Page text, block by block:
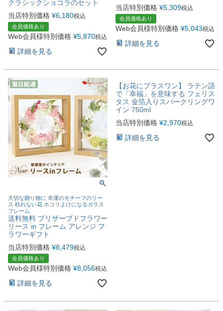
クラシックショコラのセット
当店特別価格 ¥6,180税込
会員価格あり
Web会員様特別価格 ¥5,870税込
詳細を見る
当店特別価格 ¥5,309税込
会員価格あり
Web会員様特別価格 ¥5,043税込
詳細を見る
大切な贈り物に 幸運のモチーフのリー
ス 枯れない花 ホコリよけになるガラス
フレーム
送料無料 プリザーブドフラワー
リース in フレーム アレンジ フ
ラワーギフト
当店特別価格 ¥8,479税込
会員価格あり
Web会員様特別価格 ¥8,056税込
詳細を見る
【お花にプラスワン】 ラテン語
で「幸福」を意味する フェリス
タス 金箔入りスパークリングワ
イン 750ml
当店特別価格 ¥2,970税込
詳細を見る